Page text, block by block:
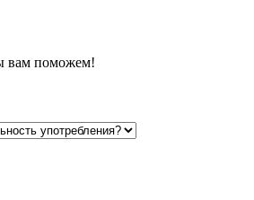
вам поможем!